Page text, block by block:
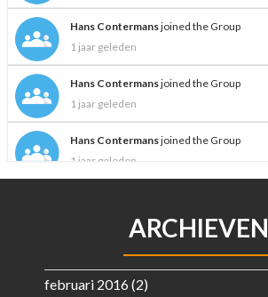
Hans Contermansjoined the Group
1 jaar geleden
Hans Contermansjoined the Group
1 jaar geleden
Hans Contermansjoined the Group
1 jaar geleden
ARCHIEVEN
februari 2016 (2)